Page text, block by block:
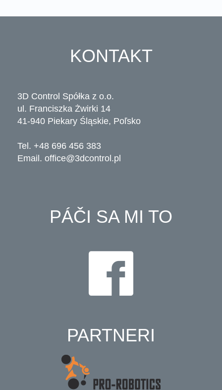
KONTAKT
3D Control Spółka z o.o.
ul. Franciszka Żwirki 14
41-940 Piekary Śląskie, Poľsko
Tel. +48 696 456 383
Email. office@3dcontrol.pl
PÁČI SA MI TO
PARTNERI